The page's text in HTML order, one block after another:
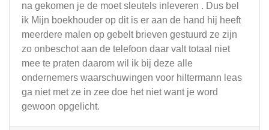
na gekomen je de moet sleutels inleveren . Dus bel
ik Mijn boekhouder op dit is er aan de hand hij heeft
meerdere malen op gebelt brieven gestuurd ze zijn
zo onbeschot aan de telefoon daar valt totaal niet
mee te praten daarom wil ik bij deze alle
ondernemers waarschuwingen voor hiltermann leas
ga niet met ze in zee doe het niet want je word
gewoon opgelicht.